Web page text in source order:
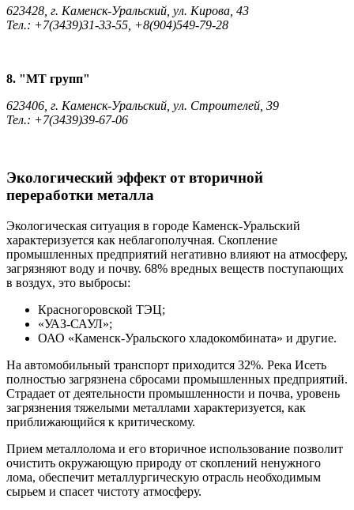
623428, г. Каменск-Уральский, ул. Кирова, 43
Тел.: +7(3439)31-33-55, +8(904)549-79-28
8. "МТ групп"
623406, г. Каменск-Уральский, ул. Строителей, 39
Тел.: +7(3439)39-67-06
Экологический эффект от вторичной
переработки металла
Экологическая ситуация в городе Каменск-Уральский
характеризуется как неблагополучная. Скопление
промышленных предприятий негативно влияют на атмосферу,
загрязняют воду и почву. 68% вредных веществ поступающих
в воздух, это выбросы:
Красногоровской ТЭЦ;
«УАЗ-САУЛ»;
ОАО «Каменск-Уральского хладокомбината» и другие.
На автомобильный транспорт приходится 32%. Река Исеть
полностью загрязнена сбросами промышленных предприятий.
Страдает от деятельности промышленности и почва, уровень
загрязнения тяжелыми металлами характеризуется, как
приближающийся к критическому.
Прием металлолома и его вторичное использование позволит
очистить окружающую природу от скоплений ненужного
лома, обеспечит металлургическую отрасль необходимым
сырьем и спасет чистоту атмосферу.